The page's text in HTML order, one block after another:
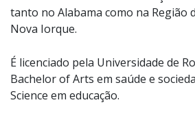
tanto no Alabama como na Região
Nova Iorque.
É licenciado pela Universidade de
Bachelor of Arts em saúde e
Science em educação.